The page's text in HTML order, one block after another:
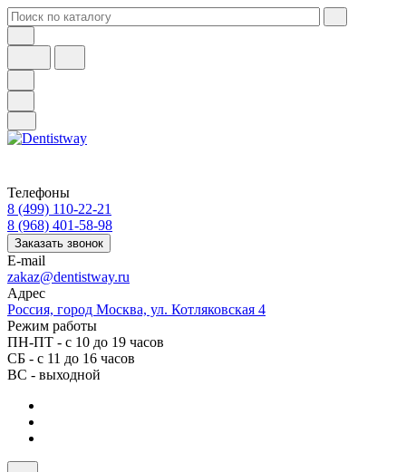
Телефоны
8 (499) 110-22-21
8 (968) 401-58-98
Заказать звонок
E-mail
zakaz@dentistway.ru
Адрес
Россия, город Москва, ул. Котляковская 4
Режим работы
ПН-ПТ - с 10 до 19 часов
СБ - с 11 до 16 часов
ВС - выходной